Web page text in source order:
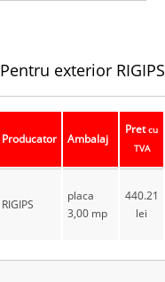
Pentru exterior RIGIPS
Producator Ambalaj
Pretcu
TVA
RIGIPS
placa
3,00 mp
440.21
lei